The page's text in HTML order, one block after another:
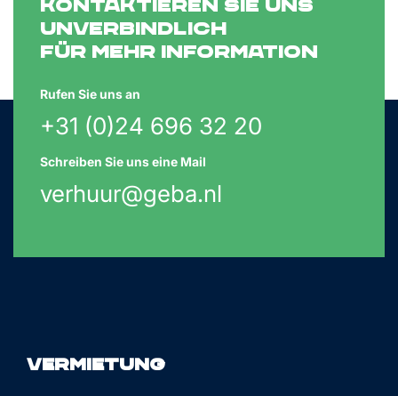
Kontaktieren Sie uns
unverbindlich
für mehr Information
Rufen Sie uns an
+31 (0)24 696 32 20
Schreiben Sie uns eine Mail
verhuur@geba.nl
Vermietung